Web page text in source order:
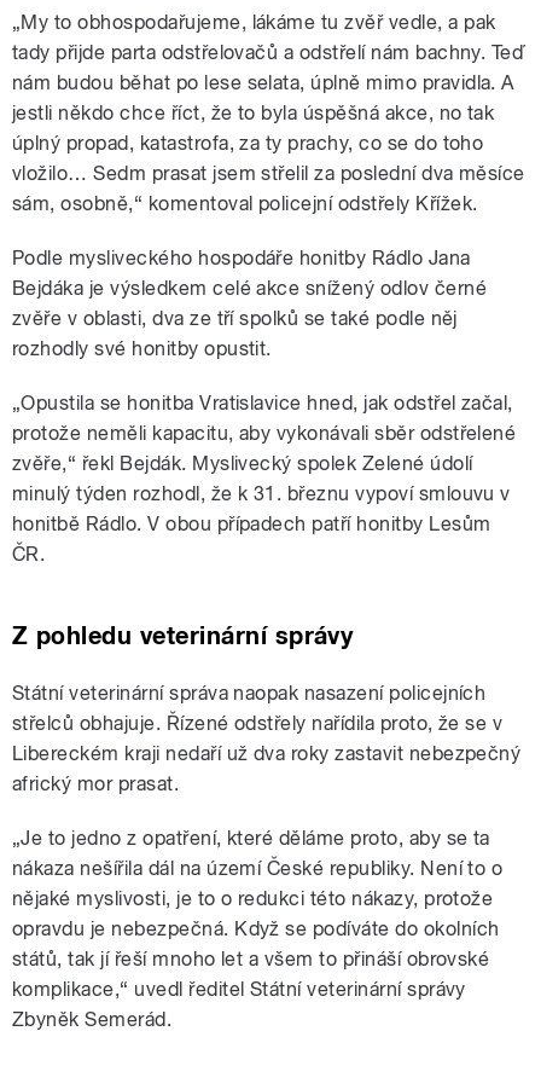
„My to obhospodařujeme, lákáme tu zvěř vedle, a pak
tady přijde parta odstřelovačů a odstřelí nám bachny. Teď
nám budou běhat po lese selata, úplně mimo pravidla. A
jestli někdo chce říct, že to byla úspěšná akce, no tak
úplný propad, katastrofa, za ty prachy, co se do toho
vložilo… Sedm prasat jsem střelil za poslední dva měsíce
sám, osobně,“ komentoval policejní odstřely Křížek.
Podle mysliveckého hospodáře honitby Rádlo Jana
Bejdáka je výsledkem celé akce snížený odlov černé
zvěře v oblasti, dva ze tří spolků se také podle něj
rozhodly své honitby opustit.
„Opustila se honitba Vratislavice hned, jak odstřel začal,
protože neměli kapacitu, aby vykonávali sběr odstřelené
zvěře,“ řekl Bejdák. Myslivecký spolek Zelené údolí
minulý týden rozhodl, že k 31. březnu vypoví smlouvu v
honitbě Rádlo. V obou případech patří honitby Lesům
ČR.
Z pohledu veterinární správy
Státní veterinární správa naopak nasazení policejních
střelců obhajuje. Řízené odstřely nařídila proto, že se v
Libereckém kraji nedaří už dva roky zastavit nebezpečný
africký mor prasat.
„Je to jedno z opatření, které děláme proto, aby se ta
nákaza nešířila dál na území České republiky. Není to o
nějaké myslivosti, je to o redukci této nákazy, protože
opravdu je nebezpečná. Když se podíváte do okolních
států, tak jí řeší mnoho let a všem to přináší obrovské
komplikace,“ uvedl ředitel Státní veterinární správy
Zbyněk Semerád.